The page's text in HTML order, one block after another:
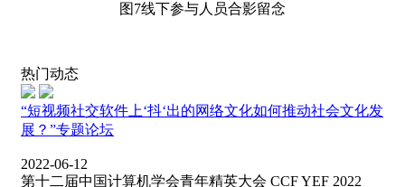
图7线下参与人员合影留念
热门动态
“短视频社交软件上‘抖‘出的网络文化如何推动社会文化发
展？”专题论坛
2022-06-12
第十二届中国计算机学会青年精英大会 CCF YEF 2022